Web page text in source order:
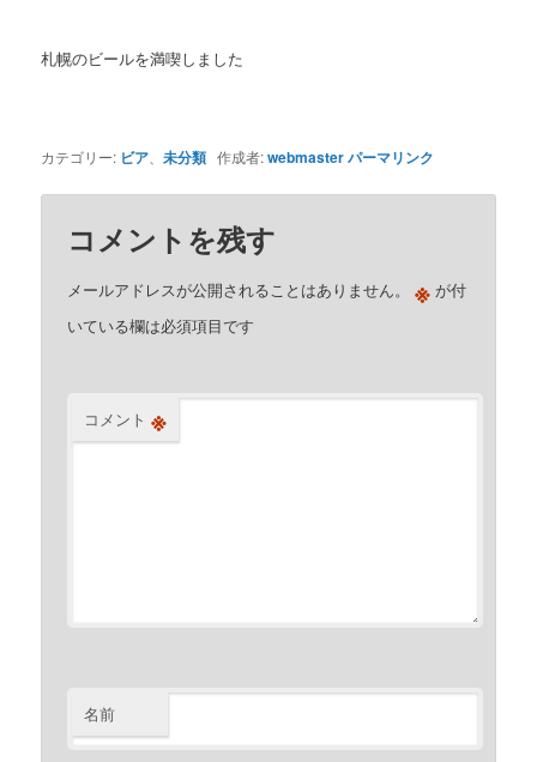
札幌のビールを満喫しました
カテゴリー: ビア、未分類 作成者:webmasterパーマリンク
コメントを残す
メールアドレスが公開されることはありません。 ※ が付
いている欄は必須項目です
コメント ※
名前